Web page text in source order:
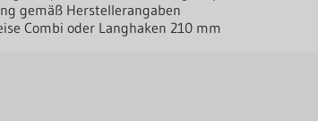
gemäß Herstellerangaben
Combi oder Langhaken 210 mm